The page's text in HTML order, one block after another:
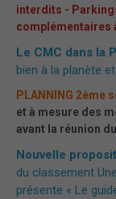
interdits -
complémentaires
Le CMC dans la
bien à la planète
PLANNING 2ème
et à mesure des
avant la réunion
Nouvelle
du classement
présente « Le